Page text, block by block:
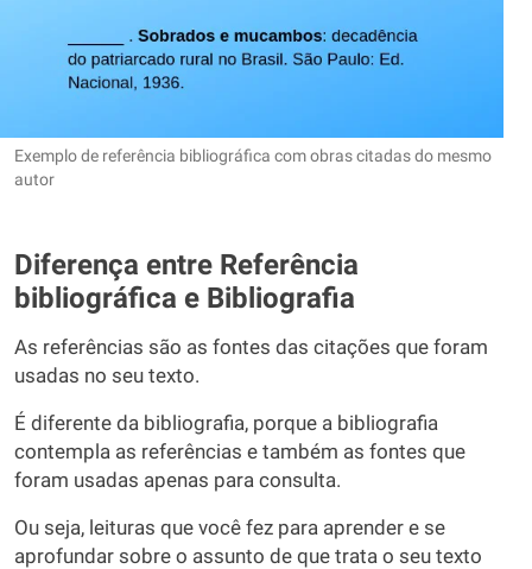
Exemplo de referência bibliográfica com obras citadas do mesmo
autor
Diferença entre Referência
bibliográfica e Bibliografia
As referências são as fontes das citações que foram
usadas no seu texto.
É diferente da bibliografia, porque a bibliografia
contempla as referências e também as fontes que
foram usadas apenas para consulta.
Ou seja, leituras que você fez para aprender e se
aprofundar sobre o assunto de que trata o seu texto